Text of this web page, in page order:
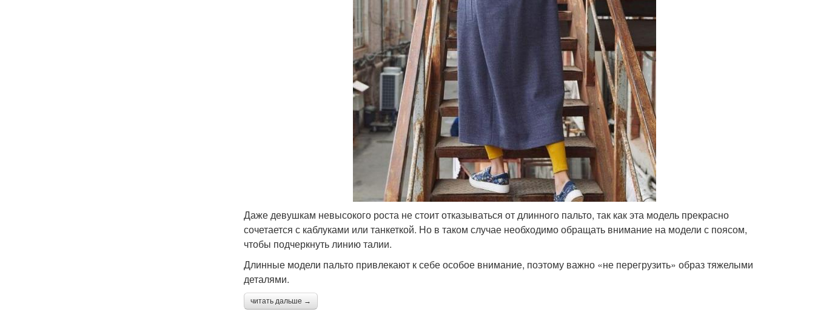
Даже девушкам невысокого роста не стоит отказываться от длинного пальто, так как эта модель прекрасно
сочетается с каблуками или танкеткой. Но в таком случае необходимо обращать внимание на модели с поясом,
чтобы подчеркнуть линию талии.
Длинные модели пальто привлекают к себе особое внимание, поэтому важно «не перегрузить» образ тяжелыми
деталями.
читать дальше →